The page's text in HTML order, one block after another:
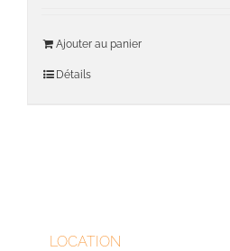
Ajouter au panier
Détails
LOCATION